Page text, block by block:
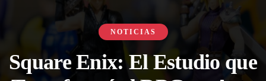
NOTICIAS
Square Enix: El Estudio que